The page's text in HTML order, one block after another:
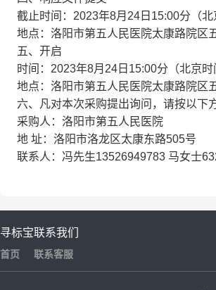
截止时间：2023年8月24日15:00分（北
地点：洛阳市第五人民医院太康路院区
五、开启
时间：2023年8月24日15:00分（北京时
地点：洛阳市第五人民医院太康路院区
六、凡对本次采购提出询问，请按以下
采购人：洛阳市第五人民医院
地 址：洛阳市洛龙区太康东路505号
联系人：冯先生13526949783 马女士
寻标宝
首页
联系我们
联系客服